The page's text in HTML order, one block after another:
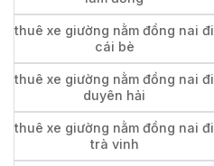
thuê xe giường nằm đồng nai đi
cái bè
thuê xe giường nằm đồng nai đi
duyên hải
thuê xe giường nằm đồng nai đi
trà vinh